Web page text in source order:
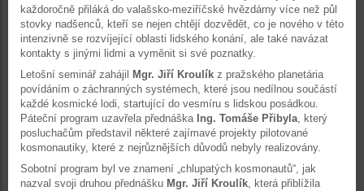
každoročně přiláká do valašsko-meziříčské hvězdárny více než půl
stovky nadšenců, kteří se nejen chtějí dozvědět, co je nového v této
intenzivně se rozvíjející oblasti lidského konání, ale také navázat
kontakty s jinými lidmi a vyměnit si své poznatky.
Letošní seminář zahájil
Mgr. Jiří Kroulík z pražského planetária
povídáním o záchranných systémech, které jsou nedílnou součástí
každé kosmické lodi, startující do vesmíru s lidskou posádkou.
Páteční program uzavřela přednáška Ing. Tomáše Přibyla, který
posluchačům představil některé zajímavé projekty pilotované
kosmonautiky, které z nejrůznějších důvodů nebyly realizovány.
Sobotní program byl ve znamení „chlupatých kosmonautů“, jak
nazval svoji druhou přednášku Mgr. Jiří Kroulík, která přiblížila